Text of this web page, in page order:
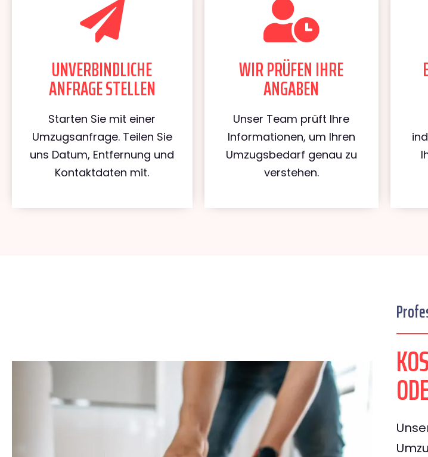
UNVERBINDLICHE
ANFRAGE STELLEN
Starten Sie mit einer
Umzugsanfrage. Teilen Sie
uns Datum, Entfernung und
Kontaktdaten mit.
WIR PRÜFEN IHRE
ANGABEN
Unser Team prüft Ihre
Informationen, um Ihren
Umzugsbedarf genau zu
verstehen.